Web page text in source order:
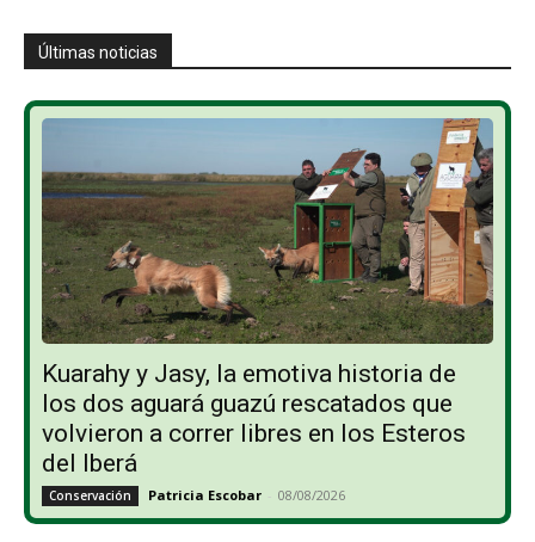
Últimas noticias
Kuarahy y Jasy, la emotiva historia de
los dos aguará guazú rescatados que
volvieron a correr libres en los Esteros
del Iberá
Conservación Patricia Escobar - 08/08/2026